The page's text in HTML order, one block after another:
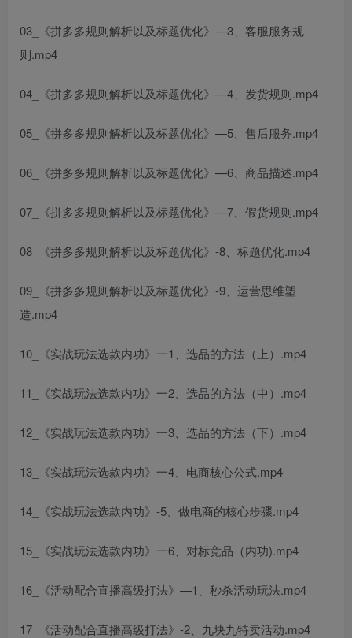
03_《拼多多规则解析以及标题优化》—3、客服服务规
则.mp4
04_《拼多多规则解析以及标题优化》—4、发货规则.mp4
05_《拼多多规则解析以及标题优化》—5、售后服务.mp4
06_《拼多多规则解析以及标题优化》—6、商品描述.mp4
07_《拼多多规则解析以及标题优化》—7、假货规则.mp4
08_《拼多多规则解析以及标题优化》-8、标题优化.mp4
09_《拼多多规则解析以及标题优化》-9、运营思维塑
造.mp4
10_《实战玩法选款内功》一1、选品的方法（上）.mp4
11_《实战玩法选款内功》一2、选品的方法（中）.mp4
12_《实战玩法选款内功》一3、选品的方法（下）.mp4
13_《实战玩法选款内功》一4、电商核心公式.mp4
14_《实战玩法选款内功》-5、做电商的核心步骤.mp4
15_《实战玩法选款内功》一6、对标竞品（内功).mp4
16_《活动配合直播高级打法》—1、秒杀活动玩法.mp4
17_《活动配合直播高级打法》-2、九块九特卖活动.mp4